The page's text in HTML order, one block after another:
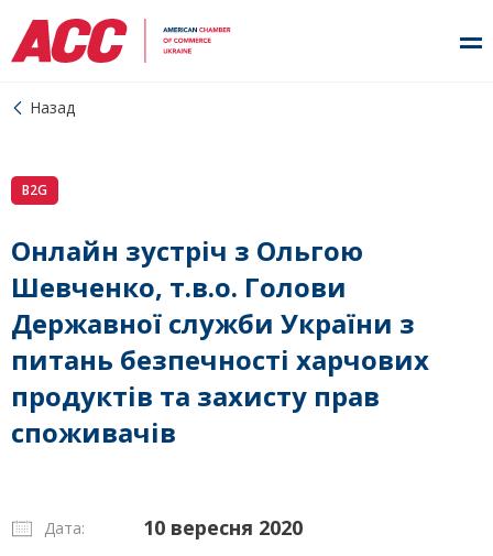
Назад
B2G
Онлайн зустріч з Ольгою
Шевченко, т.в.о. Голови
Державної служби України з
питань безпечності харчових
продуктів та захисту прав
споживачів
Дата: 10 вересня 2020